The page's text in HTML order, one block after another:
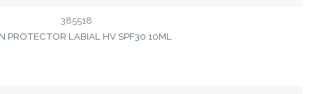
385518
PROTECTOR LABIAL HV SPF30 10ML